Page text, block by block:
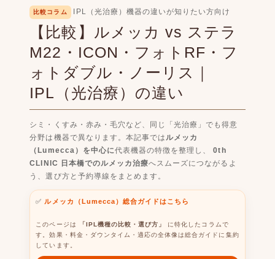
比較コラム IPL（光治療）機器の違いが知りたい方向け
【比較】ルメッカ vs ステラ
M22・ICON・フォトRF・フ
ォトダブル・ノーリス｜
IPL（光治療）の違い
シミ・くすみ・赤み・毛穴など、同じ「光治療」でも得意
分野は機器で異なります。本記事では ルメッカ
（Lumecca）を中心に代表機器の特徴を整理し、0th
CLINIC 日本橋でのルメッカ治療へスムーズにつながるよ
う、選び方と予約導線をまとめます。
✅ ルメッカ（Lumecca）総合ガイドはこちら
このページは 「IPL機種の比較・選び方」
に特化したコラムで
す。効果・料金・ダウンタイム・適応の全体像は総合ガイドに集約
しています。